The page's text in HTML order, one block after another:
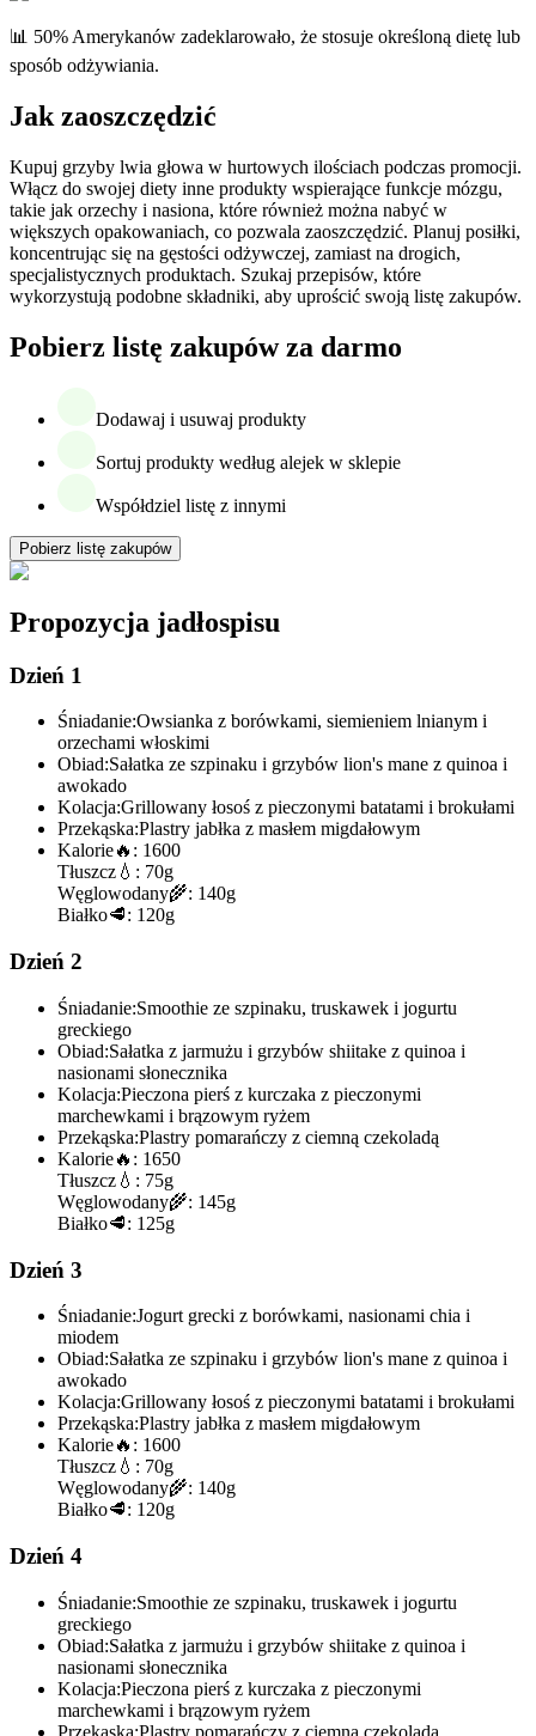
📊 50% Amerykanów zadeklarowało, że stosuje określoną dietę lub
sposób odżywiania.
Jak zaoszczędzić
Kupuj grzyby lwia głowa w hurtowych ilościach podczas promocji.
Włącz do swojej diety inne produkty wspierające funkcje mózgu,
takie jak orzechy i nasiona, które również można nabyć w
większych opakowaniach, co pozwala zaoszczędzić. Planuj posiłki,
koncentrując się na gęstości odżywczej, zamiast na drogich,
specjalistycznych produktach. Szukaj przepisów, które
wykorzystują podobne składniki, aby uprościć swoją listę zakupów.
Pobierz listę zakupów za darmo
Dodawaj i usuwaj produkty
Sortuj produkty według alejek w sklepie
Współdziel listę z innymi
Pobierz listę zakupów
Propozycja jadłospisu
Dzień 1
Śniadanie:Owsianka z borówkami, siemieniem lnianym i
orzechami włoskimi
Obiad:Sałatka ze szpinaku i grzybów lion's mane z quinoa i
awokado
Kolacja:Grillowany łosoś z pieczonymi batatami i brokułami
Przekąska:Plastry jabłka z masłem migdałowym
Kalorie🔥: 1600
Tłuszcz 💧: 70g
Węglowodany🌾: 140g
Białko🥩: 120g
Dzień 2
Śniadanie:Smoothie ze szpinaku, truskawek i jogurtu
greckiego
Obiad:Sałatka z jarmużu i grzybów shiitake z quinoa i
nasionami słonecznika
Kolacja:Pieczona pierś z kurczaka z pieczonymi
marchewkami i brązowym ryżem
Przekąska:Plastry pomarańczy z ciemną czekoladą
Kalorie🔥: 1650
Tłuszcz 💧: 75g
Węglowodany🌾: 145g
Białko🥩: 125g
Dzień 3
Śniadanie:Jogurt grecki z borówkami, nasionami chia i
miodem
Obiad:Sałatka ze szpinaku i grzybów lion's mane z quinoa i
awokado
Kolacja:Grillowany łosoś z pieczonymi batatami i brokułami
Przekąska:Plastry jabłka z masłem migdałowym
Kalorie🔥: 1600
Tłuszcz 💧: 70g
Węglowodany🌾: 140g
Białko🥩: 120g
Dzień 4
Śniadanie:Smoothie ze szpinaku, truskawek i jogurtu
greckiego
Obiad:Sałatka z jarmużu i grzybów shiitake z quinoa i
nasionami słonecznika
Kolacja:Pieczona pierś z kurczaka z pieczonymi
marchewkami i brązowym ryżem
Przekąska:Plastry pomarańczy z ciemną czekoladą